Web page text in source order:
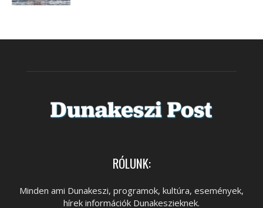
RÓLUNK:
Minden ami Dunakeszi, programok, kultúra, események,
hírek információk Dunakeszieknek.